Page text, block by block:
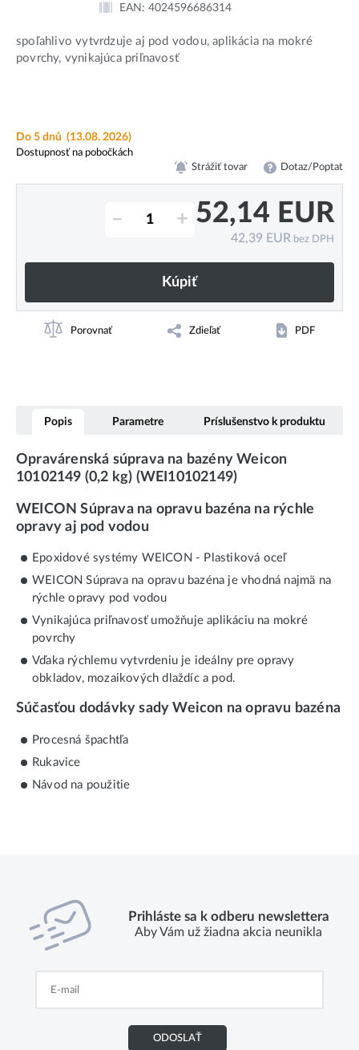
EAN: 4024596686314
spoľahlivo vytvrdzuje aj pod vodou, aplikácia na mokré
povrchy, vynikajúca priľnavosť
Do 5 dnů (13.08. 2026)
Dostupnosť na pobočkách
Strážiť tovar Dotaz/Poptat
– + 52,14 EUR
42,39 EUR bez DPH
Kúpiť
Porovnať Zdieľať PDF
Popis Parametre Príslušenstvo k produktu
Opravárenská súprava na bazény Weicon
10102149 (0,2 kg) (WEI10102149)
WEICON Súprava na opravu bazéna na rýchle
opravy aj pod vodou
Epoxidové systémy WEICON - Plastiková oceľ
WEICON Súprava na opravu bazéna je vhodná najmä na
rýchle opravy pod vodou
Vynikajúca priľnavosť umožňuje aplikáciu na mokré
povrchy
Vďaka rýchlemu vytvrdeniu je ideálny pre opravy
obkladov, mozaikových dlaždíc a pod.
Súčasťou dodávky sady Weicon na opravu bazéna
Procesná špachtľa
Rukavice
Návod na použitie
Prihláste sa k odberu newslettera
Aby Vám už žiadna akcia neunikla
ODOSLAŤ